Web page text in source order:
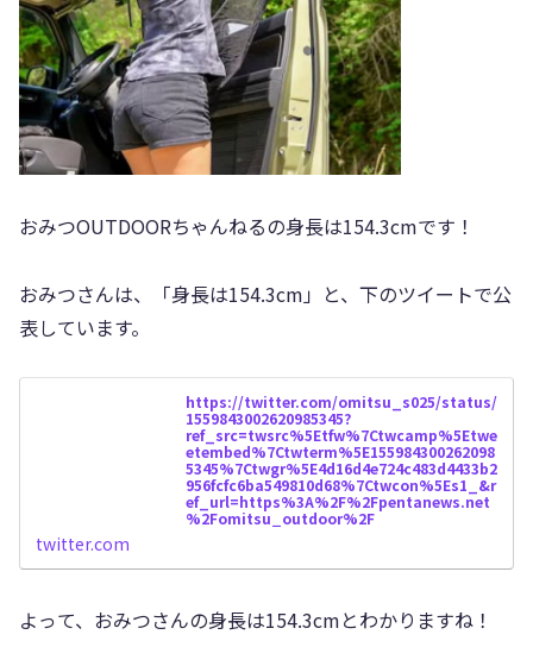
おみつOUTDOORちゃんねるの身長は154.3cmです！
おみつさんは、「身長は154.3cm」と、下のツイートで公
表しています。
https://twitter.com/omitsu_s025/status/
1559843002620985345?
ref_src=twsrc%5Etfw%7Ctwcamp%5Etwe
etembed%7Ctwterm%5E155984300262098
5345%7Ctwgr%5E4d16d4e724c483d4433b2
956fcfc6ba549810d68%7Ctwcon%5Es1_&r
ef_url=https%3A%2F%2Fpentanews.net
%2Fomitsu_outdoor%2F
twitter.com
よって、おみつさんの身長は154.3cmとわかりますね！